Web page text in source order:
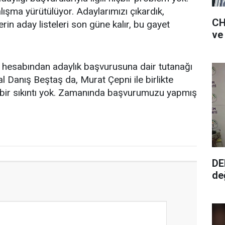
yürütülüyor. Adaylarımızı çıkardık,
aday listeleri son güne kalır, bu gayet
adaylık başvurusuna dair tutanağı
Danış Beştaş da, Murat Çepni ile birlikte
yok. Zamanında başvurumuzu yapmış